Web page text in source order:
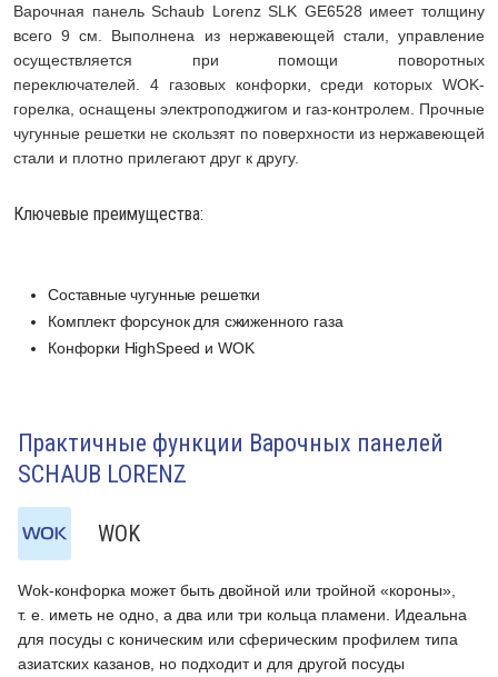
Варочная панель Schaub Lorenz SLK GE6528 имеет толщину
всего 9 см. Выполнена из нержавеющей стали, управление
осуществляется при помощи поворотных
переключателей. 4 газовых конфорки, среди которых WOK-
горелка, оснащены электроподжигом и газ-контролем. Прочные
чугунные решетки не скользят по поверхности из нержавеющей
стали и плотно прилегают друг к другу.
Ключевые преимущества:
Составные чугунные решетки
Комплект форсунок для сжиженного газа
Конфорки HighSpeed и WOK
Практичные функции Варочных панелей
SCHAUB LORENZ
WOK
Wok-конфорка может быть двойной или тройной «короны»,
т. е. иметь не одно, а два или три кольца пламени. Идеальна
для посуды с коническим или сферическим профилем типа
азиатских казанов, но подходит и для другой посуды